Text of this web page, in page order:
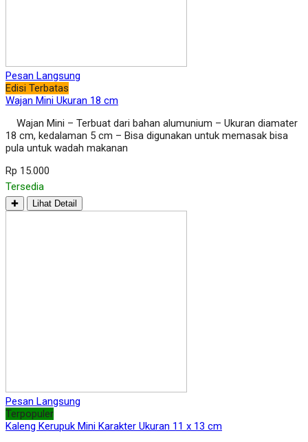
Pesan Langsung
Edisi Terbatas
Wajan Mini Ukuran 18 cm
Wajan Mini – Terbuat dari bahan alumunium – Ukuran diamater
18 cm, kedalaman 5 cm – Bisa digunakan untuk memasak bisa
pula untuk wadah makanan
Rp 15.000
Tersedia
✚ Lihat Detail
Pesan Langsung
Terpopuler
Kaleng Kerupuk Mini Karakter Ukuran 11 x 13 cm